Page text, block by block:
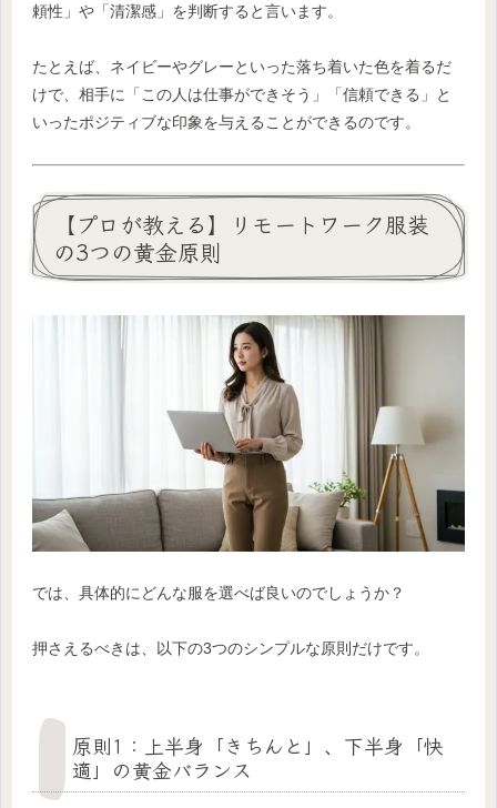
頼性」や「清潔感」を判断すると言います。
たとえば、ネイビーやグレーといった落ち着いた色を着るだ
けで、相手に「この人は仕事ができそう」「信頼できる」と
いったポジティブな印象を与えることができるのです。
【プロが教える】リモートワーク服装
の3つの黄金原則
では、具体的にどんな服を選べば良いのでしょうか？
押さえるべきは、以下の3つのシンプルな原則だけです。
原則1：上半身「きちんと」、下半身「快
適」の黄金バランス